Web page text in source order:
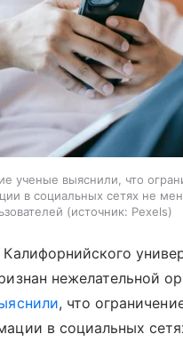
ученые выяснили, что
в социальных сетях не
источник: Pexels
нежелательной
, что
в социальных